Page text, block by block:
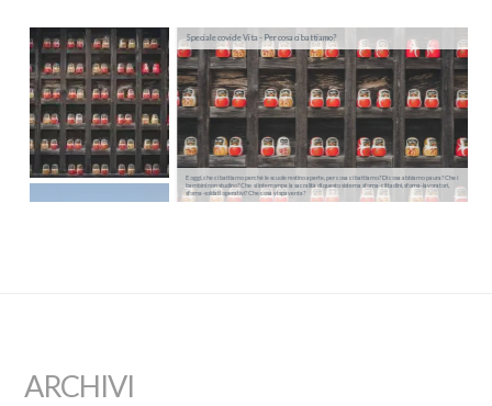
E oggi, che ci battiamo perché le scuole restino aperte, per cosa ci battiamo? Di cosa abbiamo paura? Che i
bambini non studino? Che si interrompa la sacralità di questo sistema sforna-cittadini, sforna-lavoratori,
sforna-soldati operativi? Che cosa vi spaventa?
Speciale covid e Vita - Per cosa ci battiamo?
ARCHIVI